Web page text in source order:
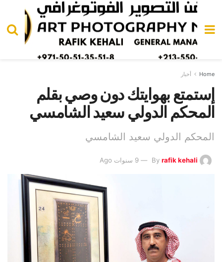
Home أخبار
إستمتع بهوايتك دون وصي بقلم
المحكم الدولي سعيد الشامسي
المحكم الدولي سعيد الشامسي
By rafik kehali 9 سنوات Ago